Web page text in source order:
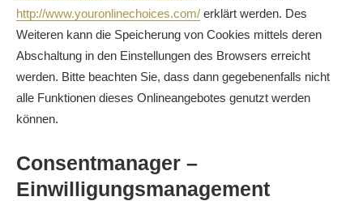
http://www.youronlinechoices.com/ erklärt werden. Des
Weiteren kann die Speicherung von Cookies mittels deren
Abschaltung in den Einstellungen des Browsers erreicht
werden. Bitte beachten Sie, dass dann gegebenenfalls nicht
alle Funktionen dieses Onlineangebotes genutzt werden
können.
Consentmanager –
Einwilligungsmanagement